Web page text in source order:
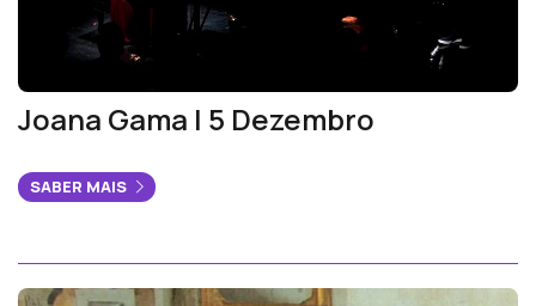
Joana Gama | 5 Dezembro
SABER MAIS